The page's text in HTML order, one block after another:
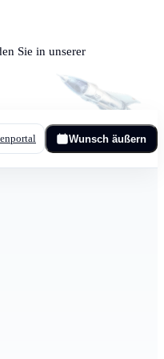
Sie in unserer
Wunsch äußern